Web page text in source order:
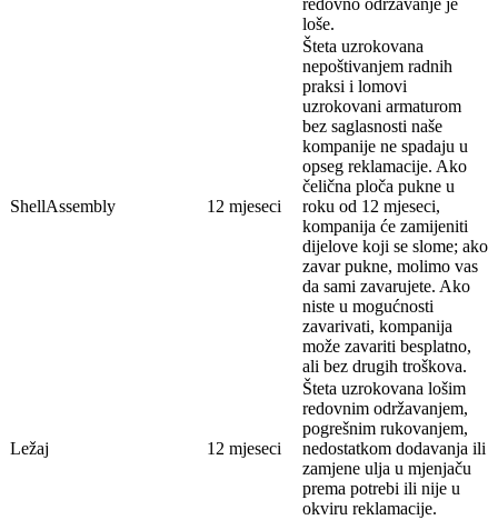
redovno održavanje je
loše.
ShellAssembly 12 mjeseci
Šteta uzrokovana
nepoštivanjem radnih
praksi i lomovi
uzrokovani armaturom
bez saglasnosti naše
kompanije ne spadaju u
opseg reklamacije. Ako
čelična ploča pukne u
roku od 12 mjeseci,
kompanija će zamijeniti
dijelove koji se slome; ako
zavar pukne, molimo vas
da sami zavarujete. Ako
niste u mogućnosti
zavarivati, kompanija
može zavariti besplatno,
ali bez drugih troškova.
Ležaj 12 mjeseci
Šteta uzrokovana lošim
redovnim održavanjem,
pogrešnim rukovanjem,
nedostatkom dodavanja ili
zamjene ulja u mjenjaču
prema potrebi ili nije u
okviru reklamacije.